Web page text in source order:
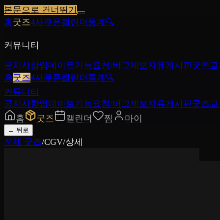
본문으로 건너뛰기
홈굿즈4사쿠폰캘린더 통계 🔍
커뮤니티
공지사항업데이트기능요청/버그제보자유게시판굿즈
홈굿즈4사쿠폰캘린더 통계 🔍
커뮤니티
공지사항업데이트기능요청/버그제보자유게시판굿즈
홈
굿즈 캘린더 찜 마이
← 뒤로
전체 굿즈/CGV/상세